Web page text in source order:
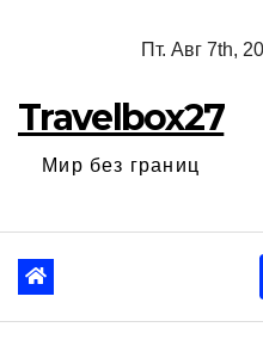
Пт. Авг 7th,
Travelbox27
Мир без границ